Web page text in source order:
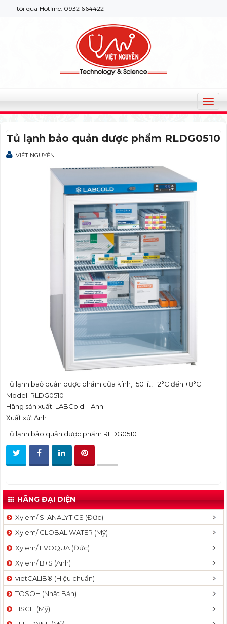
qua Hotline: 0932 664422
T
o
g
Tủ lạnh bảo quản dược phẩm RLDG0510
VIỆT NGUYỄN
Tủ lạnh baỏ quản dược phẩm cửa kính, 150 lít, +2°C đến +8°C
Model: RLDG0510
Hãng sản xuất: LABCold – Anh
Xuất xứ: Anh
Tủ lạnh bảo quản dược phẩm RLDG0510
HÃNG ĐẠI DIỆN
Xylem/ SI ANALYTICS (Đức)
Xylem/ GLOBAL WATER (Mỹ)
Xylem/ EVOQUA (Đức)
Xylem/ B+S (Anh)
vietCALIB® (Hiệu chuẩn)
TOSOH (Nhật Bản)
TISCH (Mỹ)